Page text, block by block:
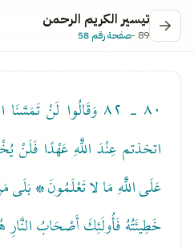
تيسير الكريم الرحمن
89 - صفحة رقم 58
٨٠ - ٨٢
وَقَالُوا لَنْ تَمَسَّنَا
اتخذتم عِنْدَ اللَّهِ عَهْدًا فَلَنْ
عَلَى اللَّهِ مَا لا تَعْلَمُونَ *
خَطِيئَتُهُ فَأُولَئِكَ أَصْحَابُ